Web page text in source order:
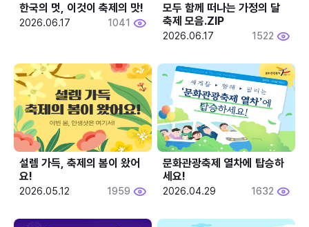
한국의 멋, 이것이 축제의 맛!
2026.06.17 1041
모두 함께 떠나는 가정의 달
축제 모음.ZIP
2026.06.17 1522
설렘 가득, 축제의 봄이 왔어
요!
2026.05.12 1959
문화관광축제 열차에 탑승하
세요!
2026.04.29 1632